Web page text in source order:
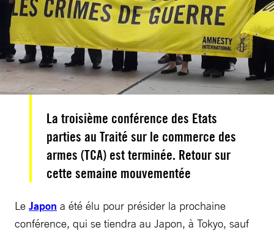
La troisième conférence des Etats
parties au Traité sur le commerce des
armes (TCA) est terminée. Retour sur
cette semaine mouvementée
Le Japon a été élu pour présider la prochaine
conférence, qui se tiendra au Japon, à Tokyo, sauf